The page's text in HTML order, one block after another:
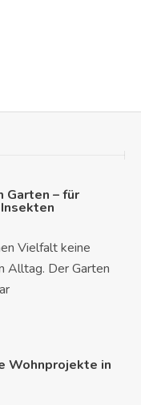
– für
Vielfalt keine
Alltag. Der Garten
Wohnprojekte in